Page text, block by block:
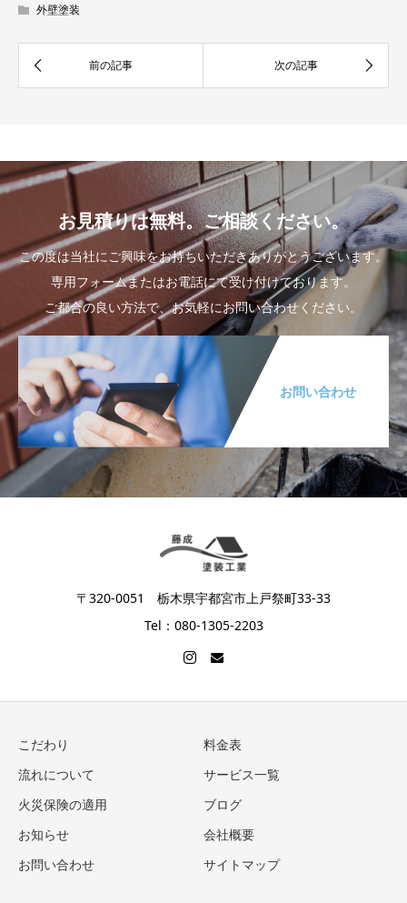
外壁塗装
お見積りは無料。ご相談ください。
この度は当社にご興味をお持ちいただきありがとうございます。
専用フォームまたはお電話にて受け付けております。
ご都合の良い方法で、お気軽にお問い合わせください。
お問い合わせ
〒320-0051 栃木県宇都宮市上戸祭町33-33
Tel：080-1305-2203
こだわり
料金表
流れについて
サービス一覧
火災保険の適用
ブログ
お知らせ
会社概要
お問い合わせ
サイトマップ